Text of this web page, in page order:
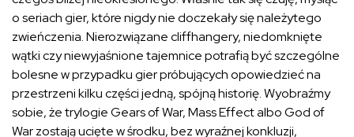
o seriach gier, które nigdy nie doczekały się należytego
zwieńczenia. Nierozwiązane cliffhangery, niedomknięte
wątki czy niewyjaśnione tajemnice potrafią być szczególne
bolesne w przypadku gier próbujących opowiedzieć na
przestrzeni kilku części jedną, spójną historię. Wyobraźmy
sobie, że trylogie Gears of War, Mass Effect albo God of
War zostają ucięte w środku, bez wyraźnej konkluzji,